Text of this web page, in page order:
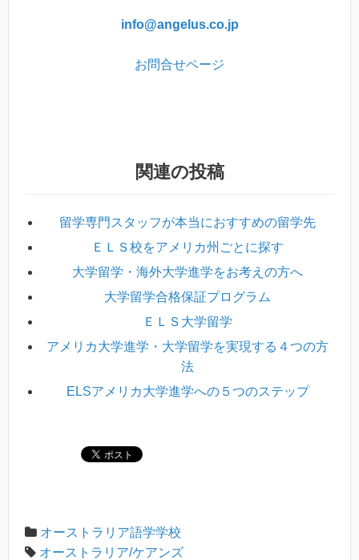
info@angelus.co.jp
お問合せページ
関連の投稿
留学専門スタッフが本当におすすめの留学先
ＥＬＳ校をアメリカ州ごとに探す
大学留学・海外大学進学をお考えの方へ
大学留学合格保証プログラム
ＥＬＳ大学留学
アメリカ大学進学・大学留学を実現する４つの方
法
ELSアメリカ大学進学への５つのステップ
オーストラリア語学学校
オーストラリア/ケアンズ